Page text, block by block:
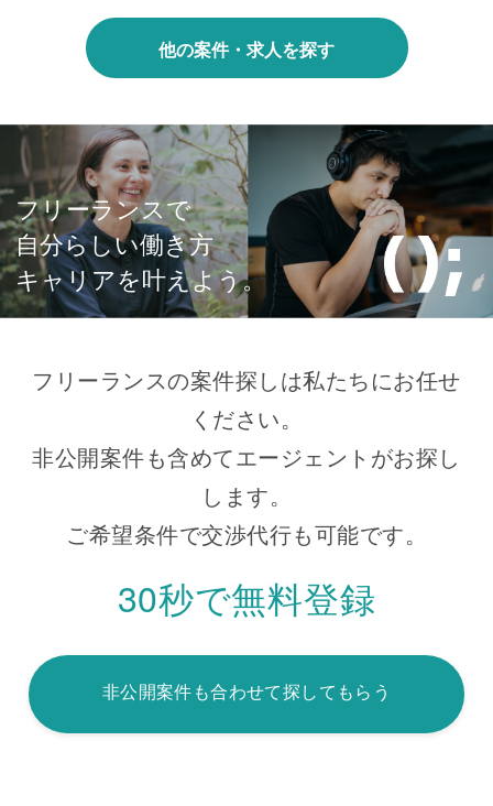
他の案件・求人を探す
フリーランスで
自分らしい働き方
キャリアを叶えよう。
フリーランスの案件探しは私たちにお任せ
ください。
非公開案件も含めてエージェントがお探し
します。
ご希望条件で交渉代行も可能です。
30秒で無料登録
非公開案件も合わせて探してもらう